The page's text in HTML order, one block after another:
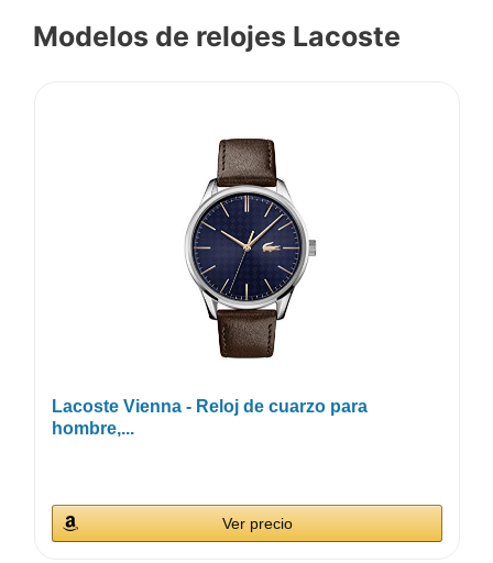
Modelos de relojes Lacoste
Lacoste Vienna - Reloj de cuarzo para
hombre,...
Ver precio